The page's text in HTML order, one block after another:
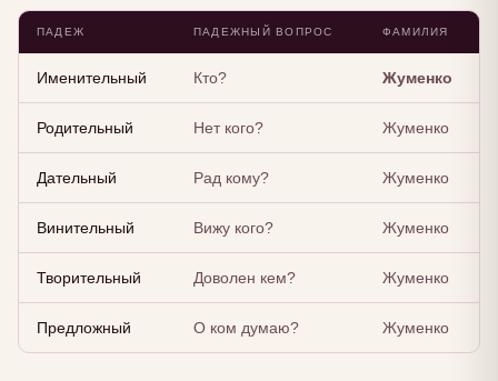
ПАДЕЖ ПАДЕЖНЫЙ ВОПРОС ФАМИЛИЯ
Именительный Кто? Жуменко
Родительный Нет кого? Жуменко
Дательный Рад кому? Жуменко
Винительный Вижу кого? Жуменко
Творительный Доволен кем? Жуменко
Предложный О ком думаю? Жуменко